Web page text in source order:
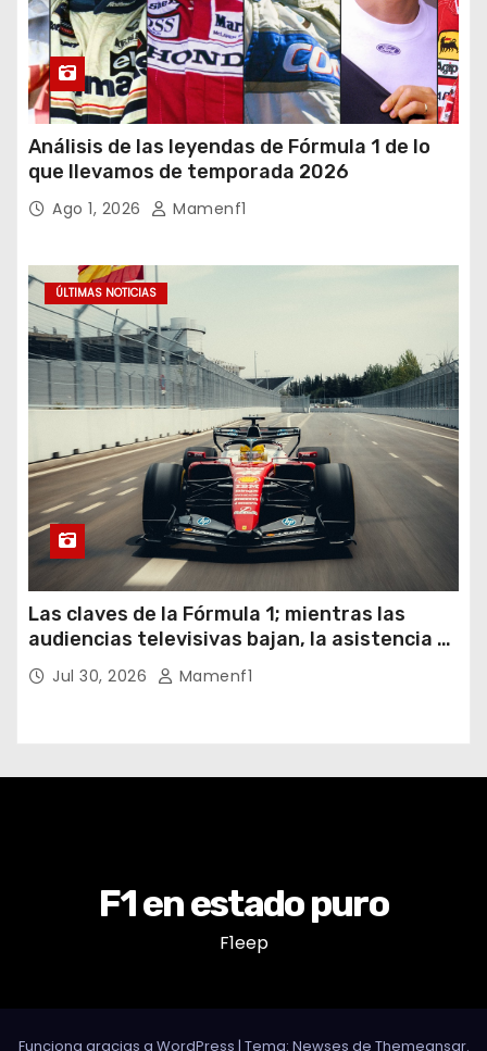
Análisis de las leyendas de Fórmula 1 de lo
que llevamos de temporada 2026
Ago 1, 2026 Mamenf1
ÚLTIMAS NOTICIAS
Las claves de la Fórmula 1; mientras las
audiencias televisivas bajan, la asistencia a
los circuitos suben y en España se nos
vienen sorpresas
Jul 30, 2026 Mamenf1
F1 en estado puro
F1eep
Funciona gracias a WordPress | Tema: Newses de Themeansar.